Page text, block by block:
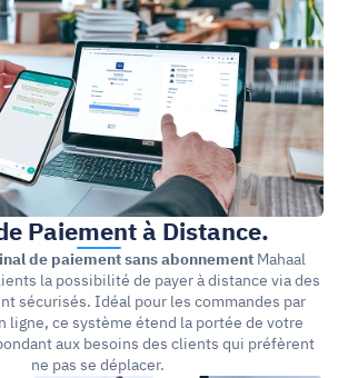
Paiement à Distance.
de paiement sans abonnement Mahaal
la possibilité de payer à distance via des
sécurisés. Idéal pour les commandes par
ligne, ce système étend la portée de votre
aux besoins des clients qui préfèrent
ne pas se déplacer.